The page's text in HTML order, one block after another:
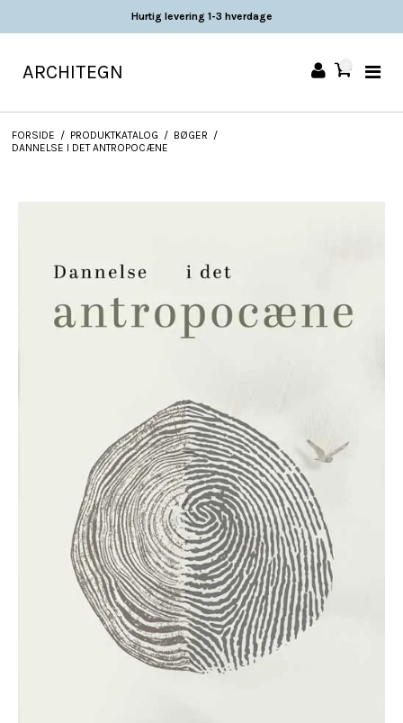
Hurtig levering 1-3 hverdage
ARCHITEGN
FORSIDE / PRODUKTKATALOG / BØGER /
DANNELSE I DET ANTROPOCÆNE